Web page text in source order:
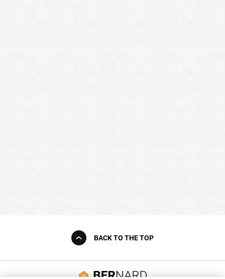
BACK TO THE TOP